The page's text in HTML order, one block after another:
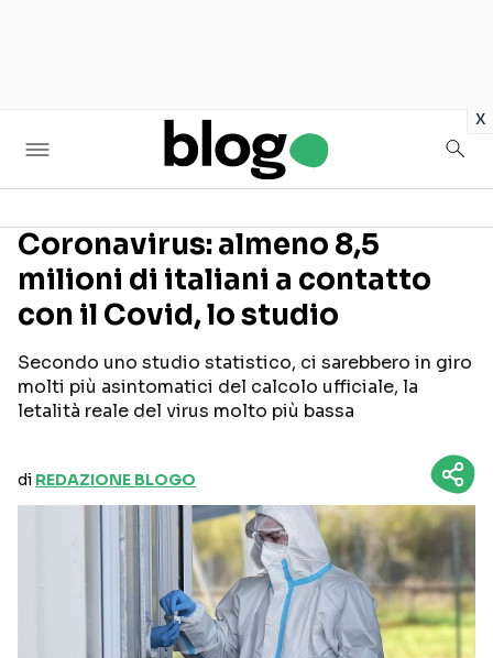
x
Seguici sui social
Coronavirus: almeno 8,5
milioni di italiani a contatto
con il Covid, lo studio
Secondo uno studio statistico, ci sarebbero in giro
molti più asintomatici del calcolo ufficiale, la
letalità reale del virus molto più bassa
di REDAZIONE BLOGO